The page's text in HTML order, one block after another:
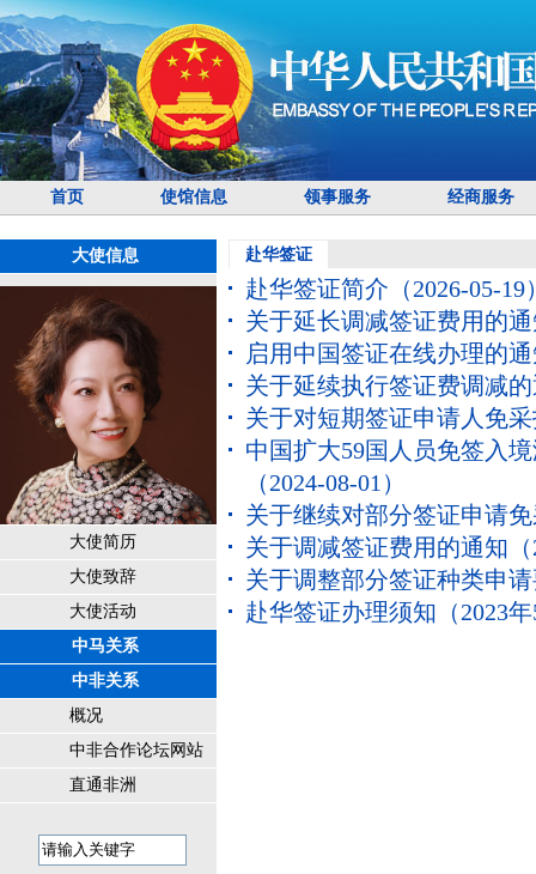
首页 使馆信息 领事服务 经商服务
大使信息
大使简历
大使致辞
大使活动
中马关系
中非关系
概况
中非合作论坛网站
直通非洲
赴华签证
赴华签证简介 （2026-05-19
关于延长调减签证费用的
启用中国签证在线办理的
关于延续执行签证费调减
关于对短期签证申请人免
中国扩大59国人员免签入
（2024-08-01）
关于继续对部分签证申请
关于调减签证费用的通知
关于调整部分签证种类申
赴华签证办理须知（2023